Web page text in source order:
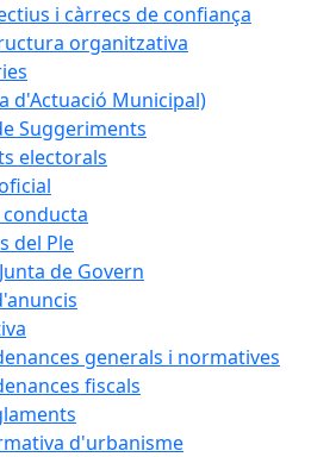
i càrrecs de confiança
organitzativa
d'Actuació Municipal)
Suggeriments
electorals
conducta
del Ple
de Govern
generals i normatives
fiscals
d'urbanisme